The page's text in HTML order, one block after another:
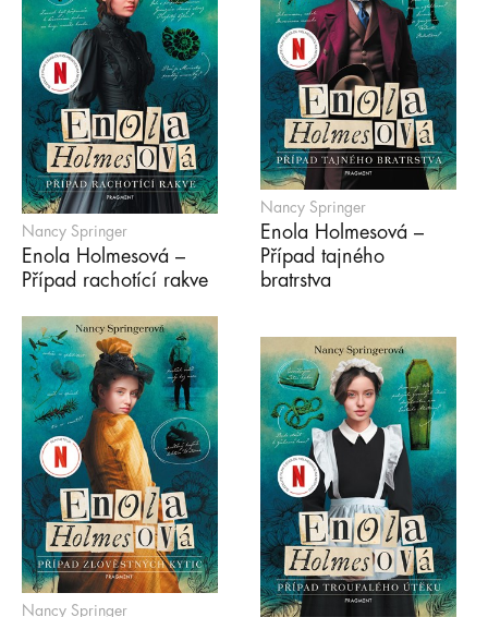
Nancy Springer
Enola Holmesová –
Případ rachotící rakve
Nancy Springer
Enola Holmesová –
Případ tajného
bratrstva
Nancy Springer